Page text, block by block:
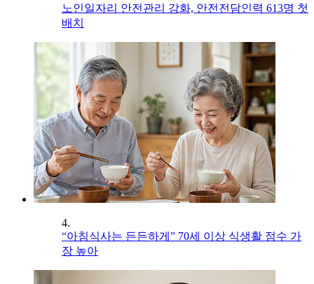
노인일자리 안전관리 강화, 안전전담인력 613명 첫
배치
4.
“아침식사는 든든하게” 70세 이상 식생활 점수 가
장 높아